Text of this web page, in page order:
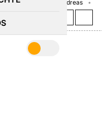
July 26, 2010 Andreas